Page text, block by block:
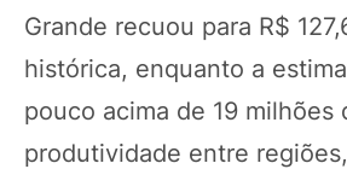
Grande recuou para R$
histórica, enquanto a
pouco acima de 19
produtividade entre